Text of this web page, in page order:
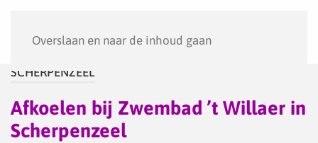
Overslaan en naar de inhoud gaan
SCHERPENZEEL
Afkoelen bij Zwembad ’t Willaer in
Scherpenzeel